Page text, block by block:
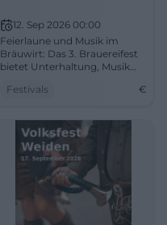
12. Sep 2026 00:00
Feierlaune und Musik im
Bräuwirt: Das 3. Brauereifest
bietet Unterhaltung, Musik
Festivals
€